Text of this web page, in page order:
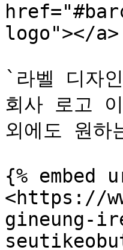
logo"></a>
`라벨 디자
회사 로고
외에도 원
{% embed
<https://
gineung-